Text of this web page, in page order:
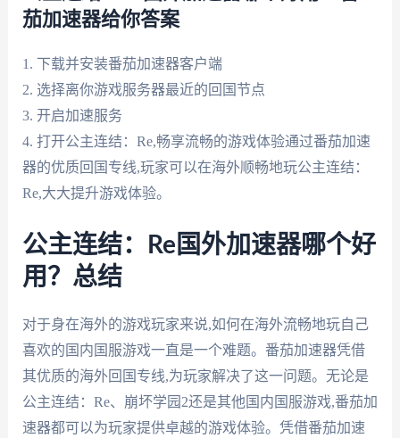
茄加速器给你答案
1. 下载并安装番茄加速器客户端
2. 选择离你游戏服务器最近的回国节点
3. 开启加速服务
4. 打开公主连结：Re,畅享流畅的游戏体验通过番茄加速
器的优质回国专线,玩家可以在海外顺畅地玩公主连结：
Re,大大提升游戏体验。
公主连结：Re国外加速器哪个好
用？总结
对于身在海外的游戏玩家来说,如何在海外流畅地玩自己
喜欢的国内国服游戏一直是一个难题。番茄加速器凭借
其优质的海外回国专线,为玩家解决了这一问题。无论是
公主连结：Re、崩坏学园2还是其他国内国服游戏,番茄加
速器都可以为玩家提供卓越的游戏体验。凭借番茄加速